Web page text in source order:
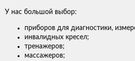
У нас большой выбор:
приборов для диагностики,
инвалидных кресел;
тренажеров;
массажеров;